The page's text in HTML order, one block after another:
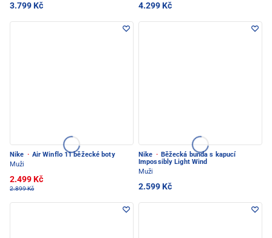
3.799 Kč 4.299 Kč
Nike · Air Winflo 11 běžecké boty
Muži
2.499 Kč
2.899 Kč
Nike · Běžecká bunda s kapucí
Impossibly Light Wind
Muži
2.599 Kč